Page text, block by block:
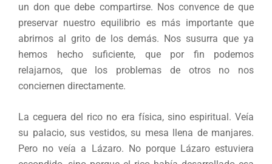
un don que debe compartirse. Nos convence de que
preservar nuestro equilibrio es más importante que
abrirnos al grito de los demás. Nos susurra que ya
hemos hecho suficiente, que por fin podemos
relajarnos, que los problemas de otros no nos
conciernen directamente.
La ceguera del rico no era física, sino espiritual. Veía
su palacio, sus vestidos, su mesa llena de manjares.
Pero no veía a Lázaro. No porque Lázaro estuviera